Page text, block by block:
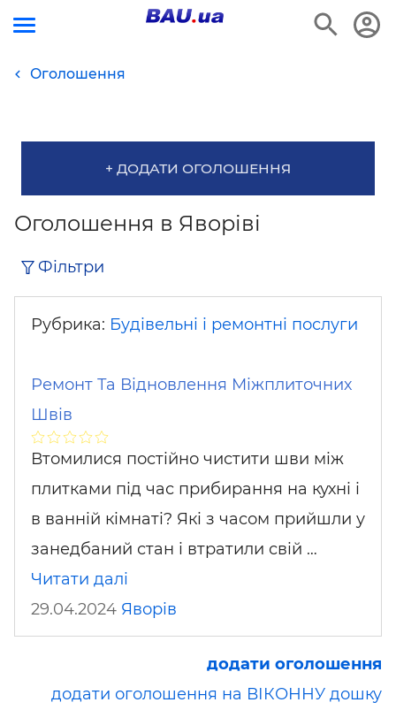
Оголошення
+ ДОДАТИ ОГОЛОШЕННЯ
Оголошення в Яворіві
Фільтри
Рубрика: Будівельні і ремонтні послуги
Ремонт Та Відновлення Міжплиточних
Швів
Втомилися постійно чистити шви між
плитками під час прибирання на кухні і
в ванній кімнаті? Які з часом прийшли у
занедбаний стан і втратили свій …
Читати далі
29.04.2024 Яворів
додати оголошення
додати оголошення на ВІКОННУ дошку